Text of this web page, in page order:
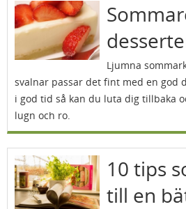
Ljumna
svalnar passar det fint med en god
i god tid så kan du luta dig tillbaka
lugn och ro.
10 tips
till en